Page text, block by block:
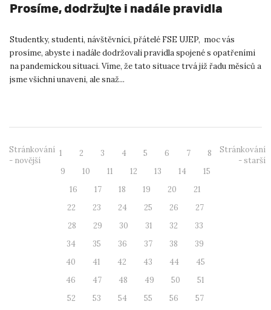
Prosíme, dodržujte i nadále pravidla
Studentky, studenti, návštěvníci, přátelé FSE UJEP, moc vás
prosíme, abyste i nadále dodržovali pravidla spojené s opatřeními
na pandemickou situaci. Víme, že tato situace trvá již řadu měsíců a
jsme všichni unaveni, ale snaž...
Stránkování
- novější
1 2 3 4 5 6 7
8
9
10 11 12 13 14
15
16
17 18 19 20
21
22
23 24 25 26
27
28
29 30 31 32
33
34
35 36 37 38
39
40
41 42 43 44
45
46
47 48 49 50
51
52
53 54 55 56
57
Stránkování
- starší